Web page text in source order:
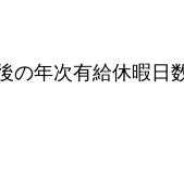
の年次有給休暇日